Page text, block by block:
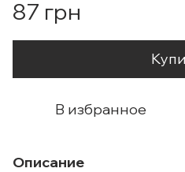
87 грн
В избранное
Описание